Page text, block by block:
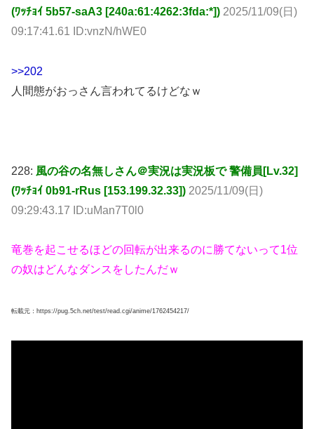
(ﾜｯﾁｮｲ 5b57-saA3 [240a:61:4262:3fda:*]) 2025/11/09(日)
09:17:41.61 ID:vnzN/hWE0
>>202
人間態がおっさん言われてるけどなｗ
228: 風の谷の名無しさん＠実況は実況板で 警備員[Lv.32]
(ﾜｯﾁｮｲ 0b91-rRus [153.199.32.33]) 2025/11/09(日)
09:29:43.17 ID:uMan7T0l0
竜巻を起こせるほどの回転が出来るのに勝てないって1位
の奴はどんなダンスをしたんだｗ
転載元：https://pug.5ch.net/test/read.cgi/anime/1762454217/